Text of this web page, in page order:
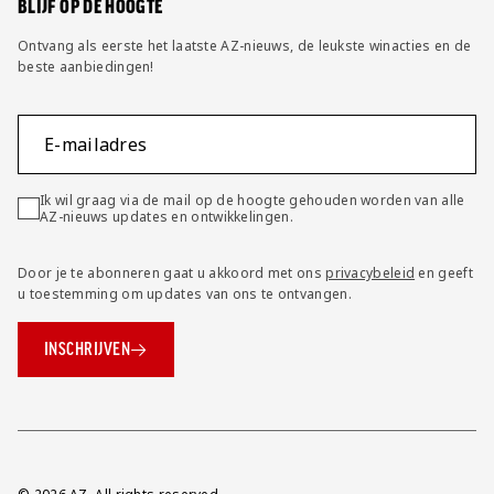
BLIJF OP DE HOOGTE
Ontvang als eerste het laatste AZ-nieuws, de leukste winacties en de
beste aanbiedingen!
E-mailadres
Ik wil graag via de mail op de hoogte gehouden worden van alle
AZ-nieuws updates en ontwikkelingen.
Door je te abonneren gaat u akkoord met onsprivacybeleid en geeft
u toestemming om updates van ons te ontvangen.
INSCHRIJVEN